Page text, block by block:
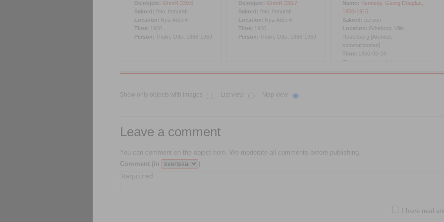
Delobjekt: GhmR:330:6
Sakord: foto, fotografi
Location: Nya Allén 4
Time:
1950
Person: Thulin, Otto, 1886-1959
Delobjekt: GhmR:330:7
Sakord: foto, fotografi
Location: Nya Allén 4
Time:
1950
Person: Thulin, Otto, 1886-1959
Namn: Kennedy, Georg Douglas,
1850-1916
Sakord: person
Location: Göteborg, Villa
Rosenborg [Arendal,
sommarbostad]
Time:
1850-05-24
[Domkyrkoförsamlingen
Show only objects with images List view Map view
Leave a comment
You can comment on the object here. We moderate all comments before publishing.
Comment (in
)
I have read